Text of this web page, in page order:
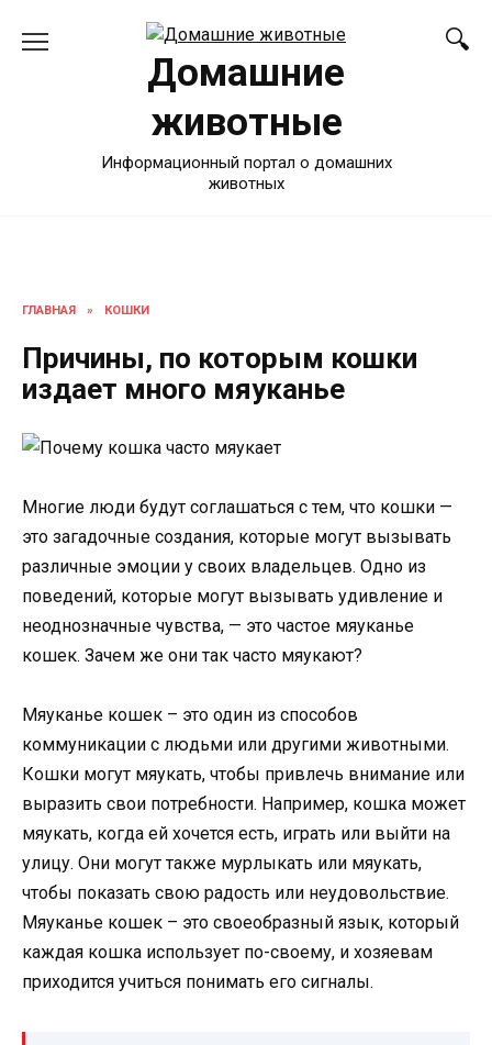
Домашние
животные
Информационный портал о домашних
животных
ГЛАВНАЯ » КОШКИ
Причины, по которым кошки
издает много мяуканье
Многие люди будут соглашаться с тем, что кошки —
это загадочные создания, которые могут вызывать
различные эмоции у своих владельцев. Одно из
поведений, которые могут вызывать удивление и
неоднозначные чувства, — это частое мяуканье
кошек. Зачем же они так часто мяукают?
Мяуканье кошек – это один из способов
коммуникации с людьми или другими животными.
Кошки могут мяукать, чтобы привлечь внимание или
выразить свои потребности. Например, кошка может
мяукать, когда ей хочется есть, играть или выйти на
улицу. Они могут также мурлыкать или мяукать,
чтобы показать свою радость или неудовольствие.
Мяуканье кошек – это своеобразный язык, который
каждая кошка использует по-своему, и хозяевам
приходится учиться понимать его сигналы.